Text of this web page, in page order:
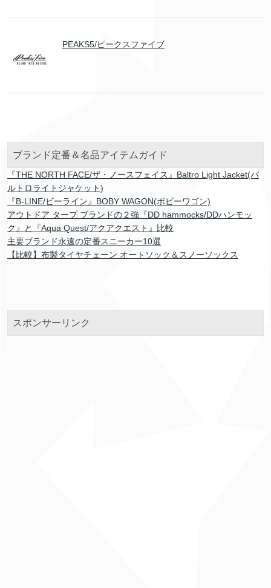
PEAKS5/ピークスファイブ
ブランド定番＆名品アイテムガイド
『THE NORTH FACE/ザ・ノースフェイス』Baltro Light Jacket(バ
ルトロライトジャケット)
『B-LINE/ビーライン』BOBY WAGON(ボビーワゴン)
アウトドア タープ ブランドの２強『DD hammocks/DDハンモッ
ク』と『Aqua Quest/アクアクエスト』比較
主要ブランド永遠の定番スニーカー10選
【比較】布製タイヤチェーン オートソック＆スノーソックス
スポンサーリンク